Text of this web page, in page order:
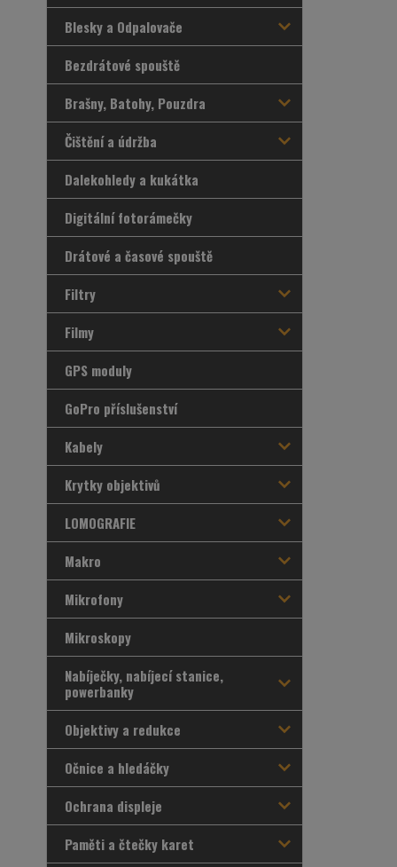
Blesky a Odpalovače
Bezdrátové spouště
Brašny, Batohy, Pouzdra
Čištění a údržba
Dalekohledy a kukátka
Digitální fotorámečky
Drátové a časové spouště
Filtry
Filmy
GPS moduly
GoPro příslušenství
Kabely
Krytky objektivů
LOMOGRAFIE
Makro
Mikrofony
Mikroskopy
Nabíječky, nabíjecí stanice,
powerbanky
Objektivy a redukce
Očnice a hledáčky
Ochrana displeje
Paměti a čtečky karet